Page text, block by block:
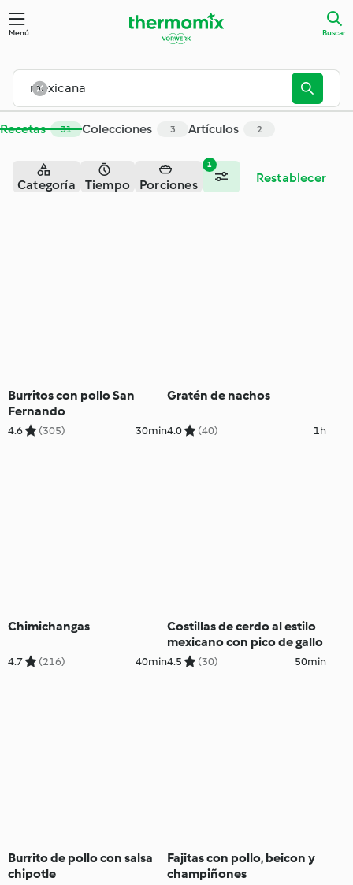
Menú Buscar
Recetas 31 Colecciones 3 Artículos 2
1
Categoría Tiempo Porciones Restablecer
Burritos con pollo San
Fernando
4.6 (305) 30min
Gratén de nachos
4.0 (40) 1h
Chimichangas
4.7 (216) 40min
Costillas de cerdo al estilo
mexicano con pico de gallo
4.5 (30) 50min
Burrito de pollo con salsa
chipotle
Fajitas con pollo, beicon y
champiñones